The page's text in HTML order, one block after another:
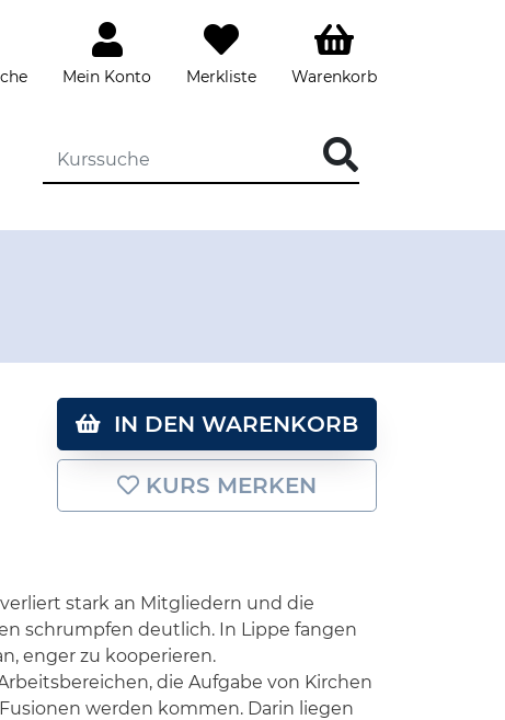
Mein Konto Merkliste Warenkorb
IN DEN WARENKORB
KURS MERKEN
stark an Mitgliedern und die
schrumpfen deutlich. In Lippe fangen
enger zu kooperieren.
die Aufgabe von Kirchen
werden kommen. Darin liegen